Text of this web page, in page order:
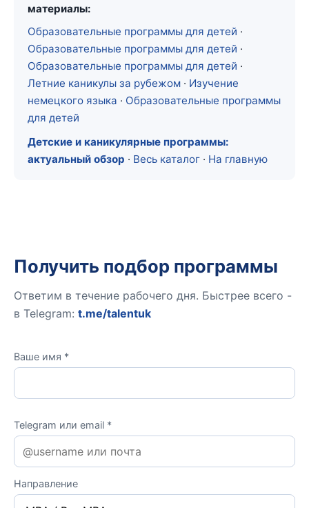
материалы:
Образовательные программы для детей ·
Образовательные программы для детей ·
Образовательные программы для детей ·
Летние каникулы за рубежом · Изучение
немецкого языка · Образовательные программы
для детей
Детские и каникулярные программы:
актуальный обзор · Весь каталог · На главную
Получить подбор программы
Ответим в течение рабочего дня. Быстрее всего -
в Telegram: t.me/talentuk
Ваше имя *
Telegram или email *
Направление